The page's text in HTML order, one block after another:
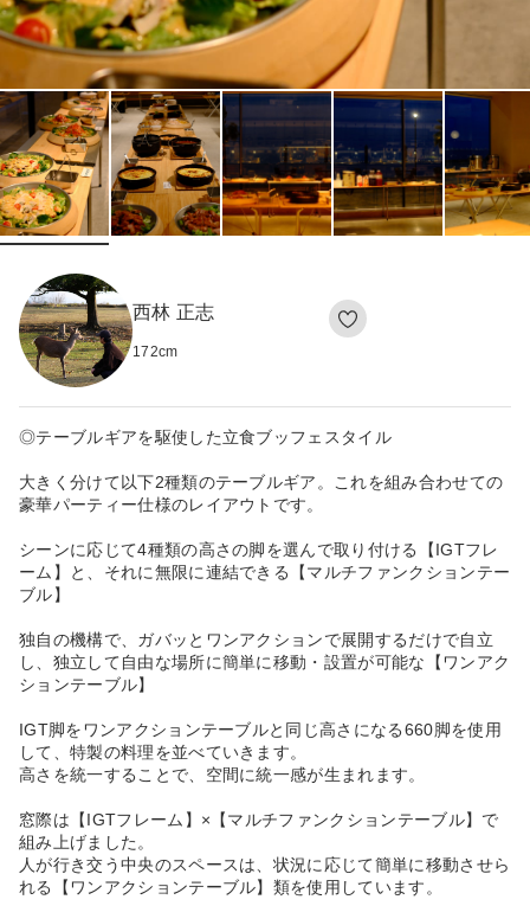
西林 正志
172cm
◎テーブルギアを駆使した立食ブッフェスタイル
大きく分けて以下2種類のテーブルギア。これを組み合わせての
豪華パーティー仕様のレイアウトです。
シーンに応じて4種類の高さの脚を選んで取り付ける【IGTフレ
ーム】と、それに無限に連結できる【マルチファンクションテー
ブル】
独自の機構で、ガバッとワンアクションで展開するだけで自立
し、独立して自由な場所に簡単に移動・設置が可能な【ワンアク
ションテーブル】
IGT脚をワンアクションテーブルと同じ高さになる660脚を使用
して、特製の料理を並べていきます。
高さを統一することで、空間に統一感が生まれます。
窓際は【IGTフレーム】×【マルチファンクションテーブル】で
組み上げました。
人が行き交う中央のスペースは、状況に応じて簡単に移動させら
れる【ワンアクションテーブル】類を使用しています。